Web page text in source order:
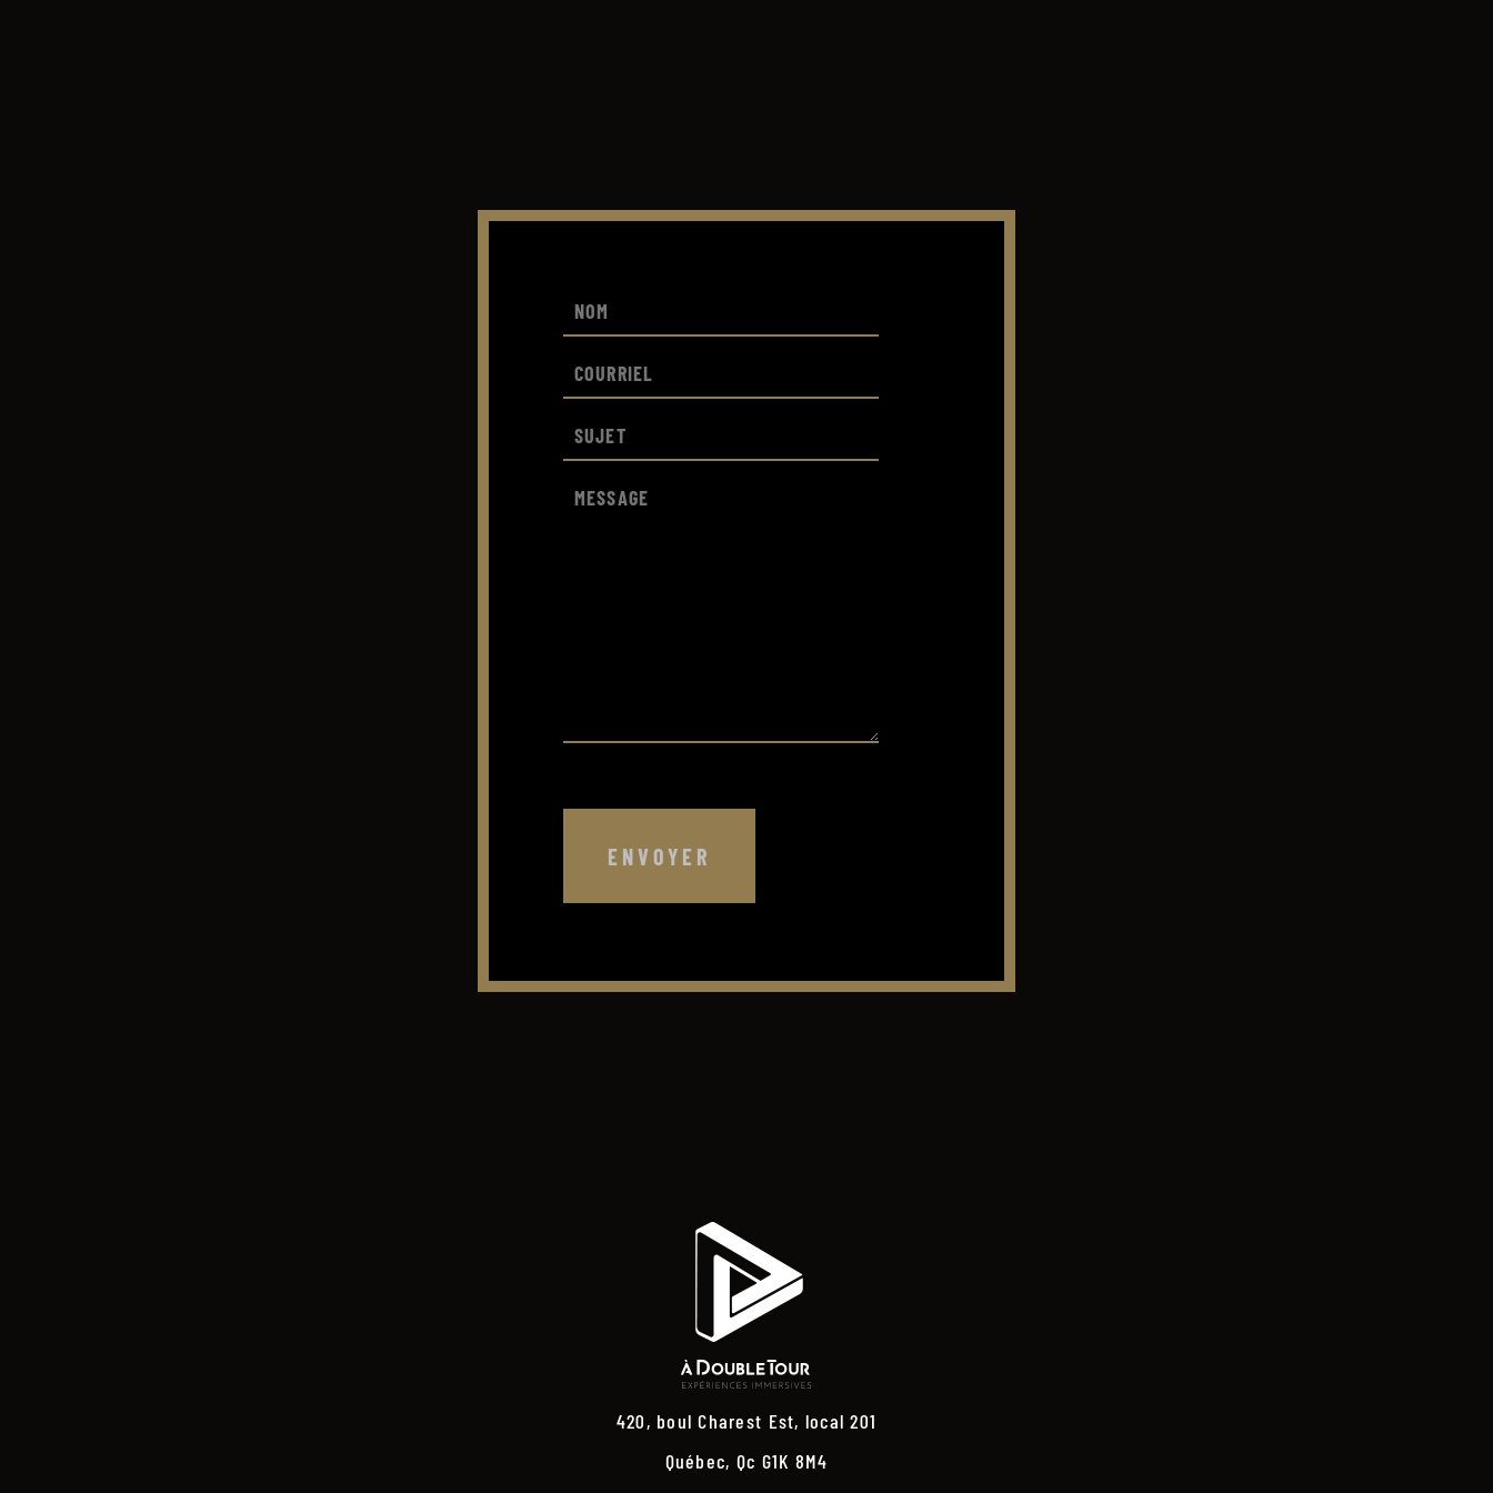
420, boul Charest Est, local 201
Québec, Qc G1K 8M4